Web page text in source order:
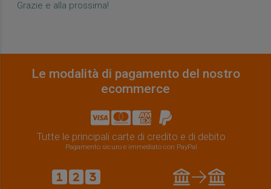
Grazie e alla prossima!
Le modalità di pagamento del nostro
ecommerce
Tutte le principali carte di credito e di debito
Pagamento sicuro e immediato con PayPal